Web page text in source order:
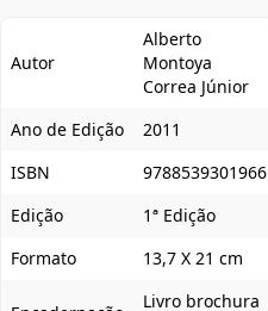
Autor
Alberto
Montoya
Correa Júnior
Ano de Edição
2011
ISBN
9788539301966
Edição
1ª Edição
Formato
13,7 X 21 cm
Livro brochura